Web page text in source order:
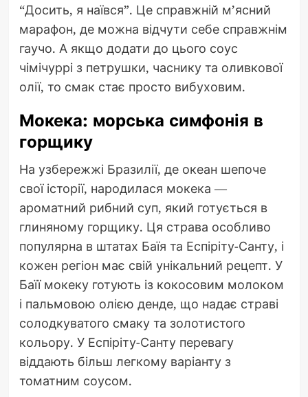
“Досить, я наївся”. Це справжній м’ясний
марафон, де можна відчути себе справжнім
гаучо. А якщо додати до цього соус
чімічуррі з петрушки, часнику та оливкової
олії, то смак стає просто вибуховим.
Мокека: морська симфонія в
горщику
На узбережжі Бразилії, де океан шепоче
свої історії, народилася мокека —
ароматний рибний суп, який готується в
глиняному горщику. Ця страва особливо
популярна в штатах Баїя та Еспіріту-Санту, і
кожен регіон має свій унікальний рецепт. У
Баїї мокеку готують із кокосовим молоком
і пальмовою олією денде, що надає страві
солодкуватого смаку та золотистого
кольору. У Еспіріту-Санту перевагу
віддають більш легкому варіанту з
томатним соусом.